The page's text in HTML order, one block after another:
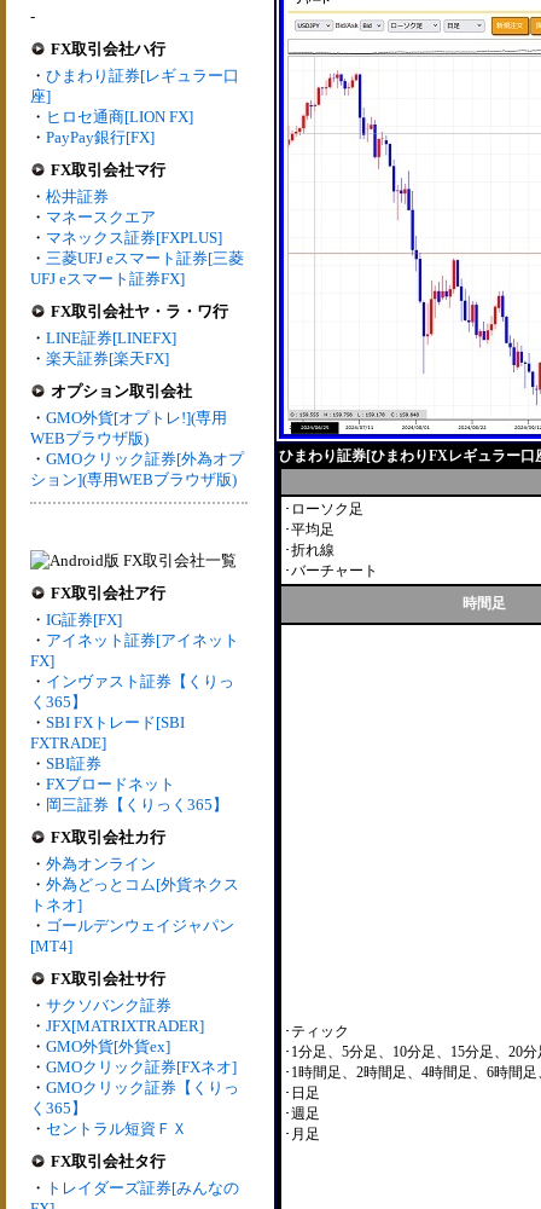
-
FX取引会社ハ行
・ ひまわり証券[レギュラー口
座]
・ ヒロセ通商[LION FX]
・ PayPay銀行[FX]
FX取引会社マ行
・ 松井証券
・ マネースクエア
・ マネックス証券[FXPLUS]
・ 三菱UFJ eスマート証券[三菱
UFJ eスマート証券FX]
FX取引会社ヤ・ラ・ワ行
・ LINE証券[LINEFX]
・ 楽天証券[楽天FX]
オプション取引会社
・ GMO外貨[オプトレ!](専用
WEBブラウザ版)
・ GMOクリック証券[外為オプ
ション](専用WEBブラウザ版)
FX取引会社ア行
・ IG証券[FX]
・ アイネット証券[アイネット
FX]
・ インヴァスト証券【くりっ
く365】
・ SBI FXトレード[SBI
FXTRADE]
・ SBI証券
・ FXブロードネット
・ 岡三証券【くりっく365】
FX取引会社カ行
・ 外為オンライン
・ 外為どっとコム[外貨ネクス
トネオ]
・ ゴールデンウェイジャパン
[MT4]
FX取引会社サ行
・ サクソバンク証券
・ JFX[MATRIXTRADER]
・ GMO外貨[外貨ex]
・ GMOクリック証券[FXネオ]
・ GMOクリック証券【くりっ
く365】
・ セントラル短資ＦＸ
FX取引会社タ行
・ トレイダーズ証券[みんなの
ひまわり証券[ひまわりFXレギュラー
･ローソク足
･平均足
･折れ線
･バーチャート
時間足
･ティック
･1分足、5分足、10分足、15分足、20
･1時間足、2時間足、4時間足、6時間
･日足
･週足
･月足